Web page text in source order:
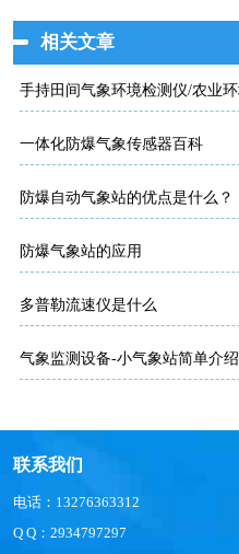
相关文章
一体化防爆气象传感器百科
防爆自动气象站的优点是什么？
防爆气象站的应用
多普勒流速仪是什么
气象监测设备-小气象站简单介绍
联系我们
电话：13276363312
Q Q：2934797297